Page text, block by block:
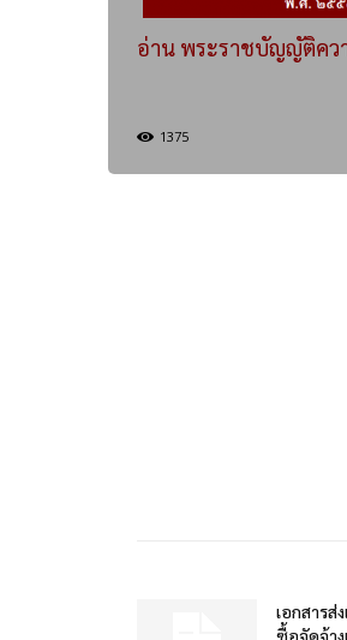
อ่าน พระราชบัญญัติคว
1375
เอกสารส่
ซื้อจัดจ้า